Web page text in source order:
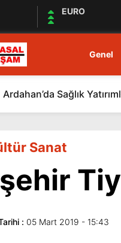
EURO
Genel
Ardahan’da Sağlık
Sanat
: 05 Mart 2019 - 15:43